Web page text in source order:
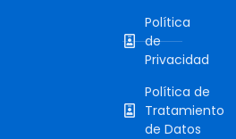
Política
de
Privacidad
Política de
Tratamiento
de Datos